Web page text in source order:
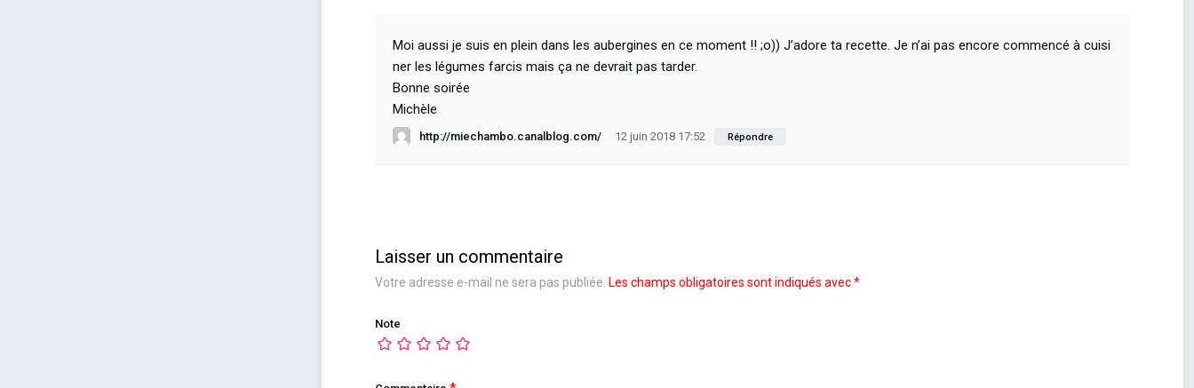
Moi aussi je suis en plein dans les aubergines en ce moment !! ;o)) J’adore ta recette. Je n’ai pas encore commencé à cuisi
ner les légumes farcis mais ça ne devrait pas tarder.
Bonne soirée
Michèle
http://miechambo.canalblog.com/ 12 juin 2018 17:52 Répondre
Laisser un commentaire
Votre adresse e-mail ne sera pas publiée. Les champs obligatoires sont indiqués avec*
Note